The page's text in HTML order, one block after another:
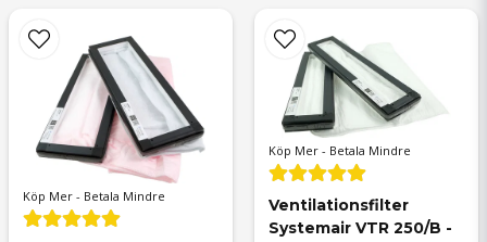
Skicka fråga
Köp Mer - Betala Mindre
Köp Mer - Betala Mindre
Ventilationsfilter
Systemair VTR 250/B -